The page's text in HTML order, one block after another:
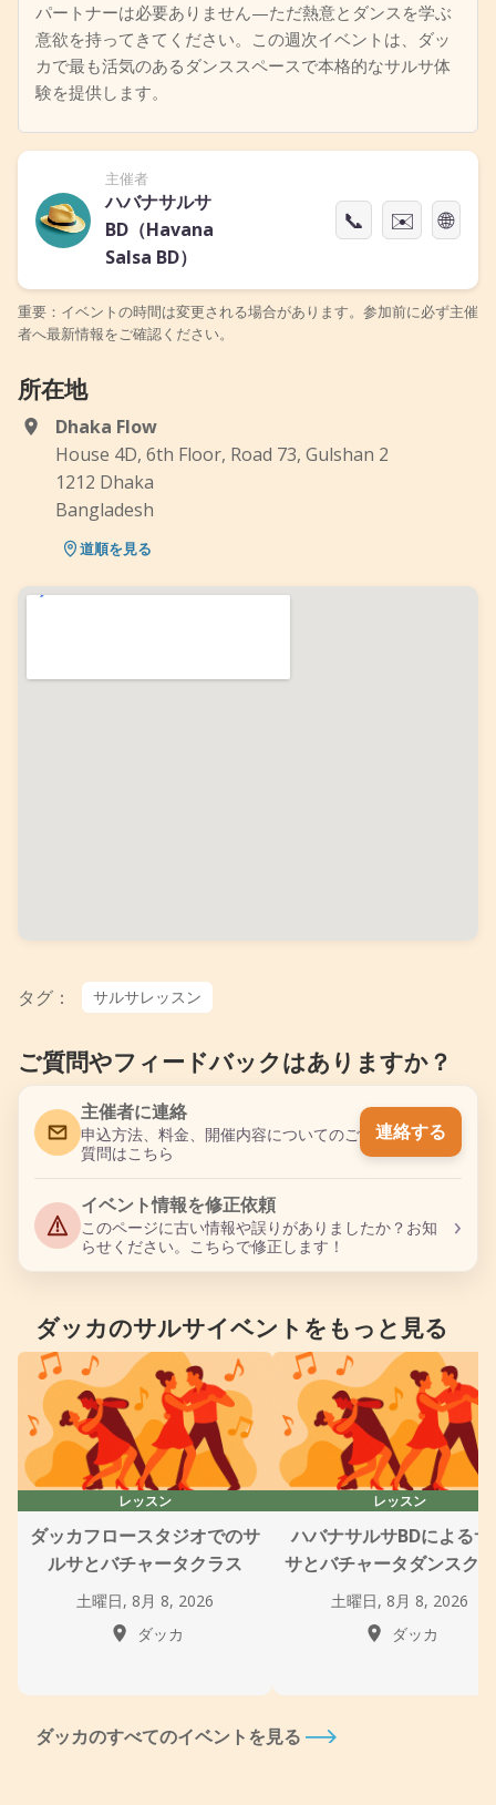
パートナーは必要ありません—ただ熱意とダンスを学ぶ
意欲を持ってきてください。この週次イベントは、ダッ
カで最も活気のあるダンススペースで本格的なサルサ体
験を提供します。
主催者
ハバナサルサ
BD（Havana
Salsa BD）
📞 ✉️ 🌐
重要：イベントの時間は変更される場合があります。参加前に必ず主催
者へ最新情報をご確認ください。
所在地
Dhaka Flow
House 4D, 6th Floor, Road 73, Gulshan 2
1212 Dhaka
Bangladesh
道順を見る
タグ： サルサレッスン
ご質問やフィードバックはありますか？
主催者に連絡
申込方法、料金、開催内容についてのご
質問はこちら
連絡する
イベント情報を修正依頼
このページに古い情報や誤りがありましたか？お知
らせください。こちらで修正します！
›
ダッカのサルサイベントをもっと見る
レッスン
ダッカフロースタジオでのサ
ルサとバチャータクラス
土曜日, 8月 8, 2026
ダッカ
レッスン
ハバナサルサBDによるサ
サとバチャータダンスク
土曜日, 8月 8, 2026
ダッカ
ダッカのすべてのイベントを見る